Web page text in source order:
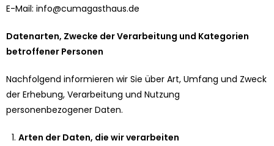
E-Mail: info@cumagasthaus.de
Datenarten, Zwecke der Verarbeitung und Kategorien
betroffener Personen
Nachfolgend informieren wir Sie über Art, Umfang und Zweck
der Erhebung, Verarbeitung und Nutzung
personenbezogener Daten.
Arten der Daten, die wir verarbeiten